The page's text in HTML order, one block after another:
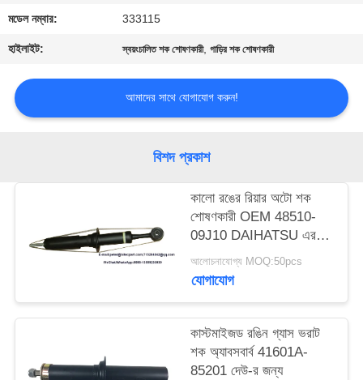
উদ্ধৃতির
জন্য
সাইট
POLICY
মডেল নম্বার: 333115
হাইলাইট: স্বয়ংচালিত শক শোষণকারী,গাড়ির শক শোষণকারী
আমাদের সাথে যোগাযোগ করুন!
বিশদ প্রকাশ
কালো রঙের রিয়ার অটো শক
শোষণকারী OEM 48510-
09J10 DAIHATSU এর
আলোচনাযোগ্য MOQ:50pcs
যোগাযোগ
কাস্টমাইজড রঙিন গ্যাস ভরাট
শক অ্যাবসবার্ব 41601A-
85201 দেউ-র জন্য